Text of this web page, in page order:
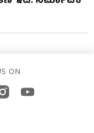
ON